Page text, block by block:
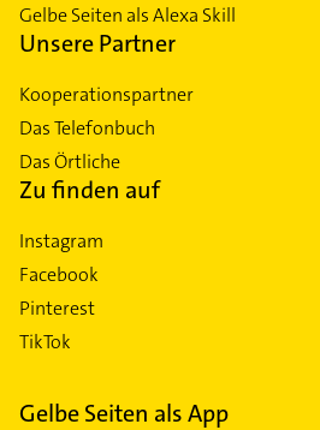
Gelbe Seiten als Alexa Skill
Unsere Partner
Kooperationspartner
Das Telefonbuch
Das Örtliche
Zu finden auf
Instagram
Facebook
Pinterest
TikTok
Gelbe Seiten als App